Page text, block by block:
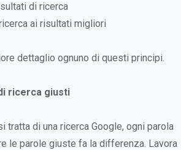
di ricerca
ai risultati migliori
dettaglio ognuno di questi principi.
ricerca giusti
tratta di una ricerca Google, ogni parola
le parole giuste fa la differenza. Lavora